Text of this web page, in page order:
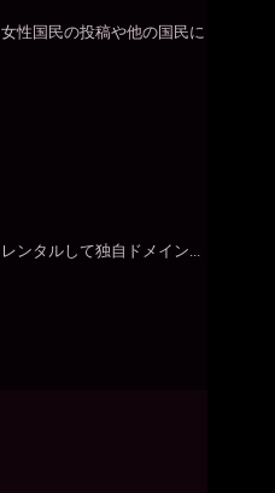
性国民の投稿や他の国民に
タルして独自ドメイン...